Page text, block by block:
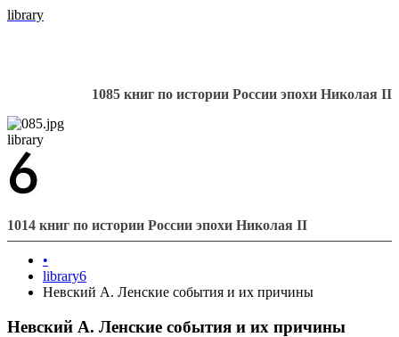
library
1085 книг по истории России эпохи Николая II
library
1014 книг по истории России эпохи Николая II
•
library6
Невский А. Ленские события и их причины
Невский А. Ленские события и их причины